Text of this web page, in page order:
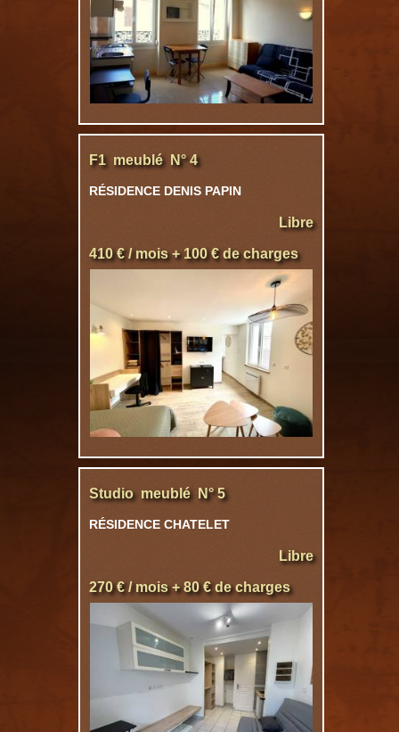
F1 meublé N° 4
RÉSIDENCE DENIS PAPIN
Libre
410 € / mois + 100 € de charges
Studio meublé N° 5
RÉSIDENCE CHATELET
Libre
270 € / mois + 80 € de charges